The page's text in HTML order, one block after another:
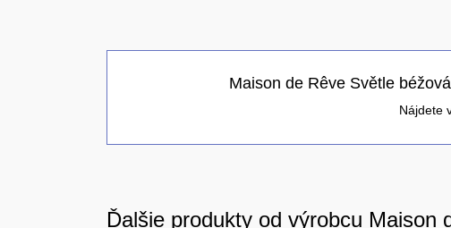
Maison de Rêve Světle
Nájdete
Ďalšie produkty od výrobcu Maison